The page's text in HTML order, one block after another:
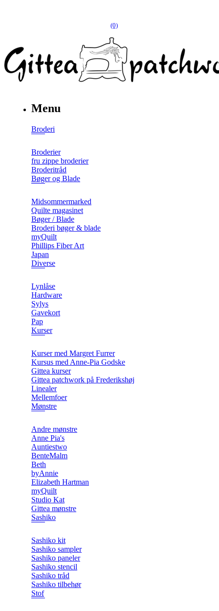
(0)
Menu
Broderi
Broderier
fru zippe broderier
Broderitråd
Bøger og Blade
Midsommermarked
Quilte magasinet
Bøger / Blade
Broderi bøger & blade
myQuilt
Phillips Fiber Art
Japan
Diverse
Lynlåse
Hardware
Sylys
Gavekort
Pap
Kurser
Kurser med Margret Furrer
Kursus med Anne-Pia Godske
Gittea kurser
Gittea patchwork på Frederikshøj
Linealer
Mellemfoer
Mønstre
Andre mønstre
Anne Pia's
Auntiestwo
BenteMalm
Beth
byAnnie
Elizabeth Hartman
myQuilt
Studio Kat
Gittea mønstre
Sashiko
Sashiko kit
Sashiko sampler
Sashiko paneler
Sashiko stencil
Sashiko tråd
Sashiko tilbehør
Stof